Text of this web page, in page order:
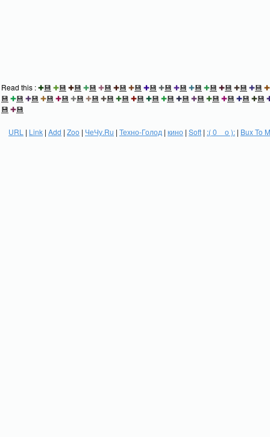
Read this :✚💾 ✚💾 ✚💾 ✚💾 ✚💾 ✚💾 ✚💾 ✚💾 ✚💾 ✚💾 ✚💾 ✚💾 ✚💾 ✚💾 ✚💾 ✚
💾 ✚💾 ✚💾 ✚💾 ✚💾 ✚💾 ✚💾 ✚💾 ✚💾 ✚💾 ✚💾 ✚💾 ✚💾 ✚💾 ✚💾 ✚💾 ✚💾 ✚💾
💾 ✚💾
URL | Link | Add | Zoo | ЧеЧу.Ru | Техно-Голод | кино | Soft | :( 0 _ о ): | Bux To